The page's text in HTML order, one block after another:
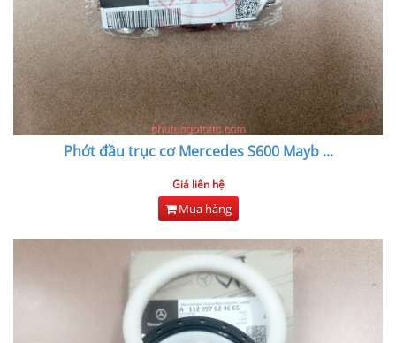
Phớt đầu trục cơ Mercedes S600 Mayb...
Giá liên hệ
Mua hàng